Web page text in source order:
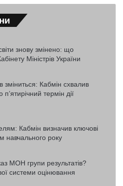
знову змінено: що
Міністрів України
зміниться: Кабмін схвалив
термін дії
Кабмін визначив ключові
навчального року
МОН групи результатів?
системи оцінювання